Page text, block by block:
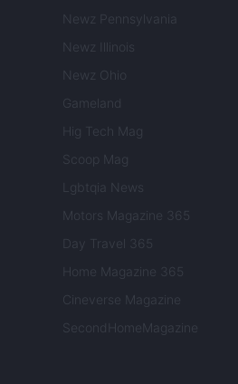
Newz Pennsylvania
Newz Illinois
Newz Ohio
Gameland
Hig Tech Mag
Scoop Mag
Lgbtqia News
Motors Magazine 365
Day Travel 365
Home Magazine 365
Cineverse Magazine
SecondHomeMagazine